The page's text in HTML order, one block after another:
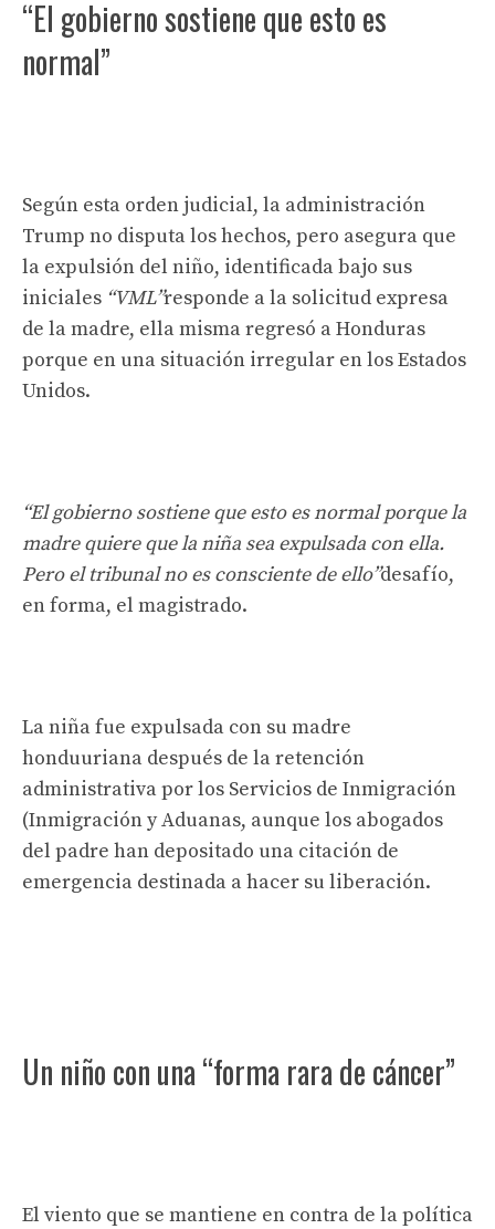
“El gobierno sostiene que esto es
normal”
Según esta orden judicial, la administración
Trump no disputa los hechos, pero asegura que
la expulsión del niño, identificada bajo sus
iniciales “VML”responde a la solicitud expresa
de la madre, ella misma regresó a Honduras
porque en una situación irregular en los Estados
Unidos.
“El gobierno sostiene que esto es normal porque la
madre quiere que la niña sea expulsada con ella.
Pero el tribunal no es consciente de ello”desafío,
en forma, el magistrado.
La niña fue expulsada con su madre
honduuriana después de la retención
administrativa por los Servicios de Inmigración
(Inmigración y Aduanas, aunque los abogados
del padre han depositado una citación de
emergencia destinada a hacer su liberación.
Un niño con una “forma rara de cáncer”
El viento que se mantiene en contra de la política